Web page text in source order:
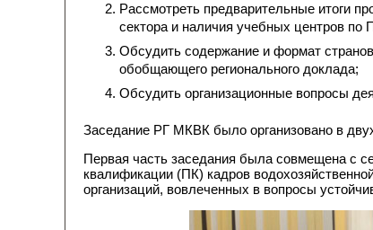
Рассмотреть предварительные итоги
сектора и наличия учебных центров по
Обсудить содержание и формат
обобщающего регионального доклада;
Обсудить организационные вопросы
Заседание РГ МКВК было организовано в
Первая часть заседания была совмещена с
квалификации (ПК) кадров
организаций, вовлеченных в вопросы